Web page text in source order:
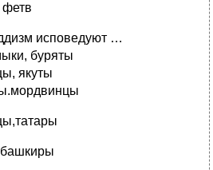
исповедуют …
буряты
якуты